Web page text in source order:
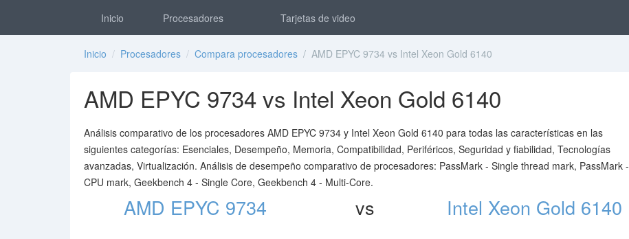
Inicio Procesadores Tarjetas de video
Inicio / Procesadores / Compara procesadores / AMD EPYC 9734 vs Intel Xeon Gold 6140
AMD EPYC 9734 vs Intel Xeon Gold 6140
Análisis comparativo de los procesadores AMD EPYC 9734 y Intel Xeon Gold 6140 para todas las características en las
siguientes categorías: Esenciales, Desempeño, Memoria, Compatibilidad, Periféricos, Seguridad y fiabilidad, Tecnologías
avanzadas, Virtualización. Análisis de desempeño comparativo de procesadores: PassMark - Single thread mark, PassMark -
CPU mark, Geekbench 4 - Single Core, Geekbench 4 - Multi-Core.
AMD EPYC 9734 vs Intel Xeon Gold 6140